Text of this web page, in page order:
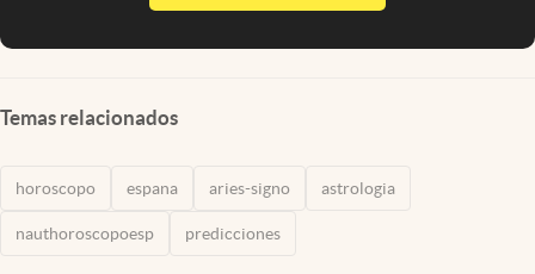
Temas relacionados
horoscopo espana aries-signo astrologia
nauthoroscopoesp predicciones